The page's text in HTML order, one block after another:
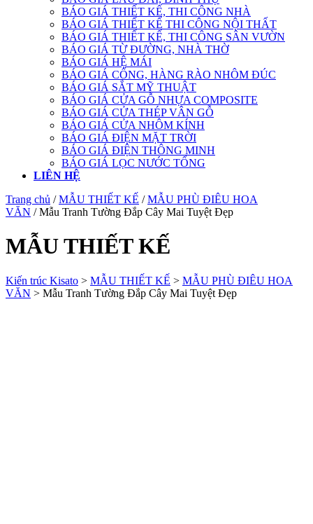
BÁO GIÁ THIẾT KẾ, THI CÔNG NHÀ
BÁO GIÁ THIẾT KẾ THI CÔNG NỘI THẤT
BÁO GIÁ THIẾT KẾ, THI CÔNG SÂN VƯỜN
BÁO GIÁ TỪ ĐƯỜNG, NHÀ THỜ
BÁO GIÁ HỆ MÁI
BÁO GIÁ CỔNG, HÀNG RÀO NHÔM ĐÚC
BÁO GIÁ SẮT MỸ THUẬT
BÁO GIÁ CỬA GỖ NHỰA COMPOSITE
BÁO GIÁ CỬA THÉP VÂN GỖ
BÁO GIÁ CỬA NHÔM KÍNH
BÁO GIÁ ĐIỆN MẶT TRỜI
BÁO GIÁ ĐIỆN THÔNG MINH
BÁO GIÁ LỌC NƯỚC TỔNG
LIÊN HỆ
Trang chủ /MẪU THIẾT KẾ /MẪU PHÙ ĐIÊU HOA
VĂN / Mẫu Tranh Tường Đắp Cây Mai Tuyệt Đẹp
MẪU THIẾT KẾ
Kiến trúc Kisato > MẪU THIẾT KẾ > MẪU PHÙ ĐIÊU HOA
VĂN > Mẫu Tranh Tường Đắp Cây Mai Tuyệt Đẹp